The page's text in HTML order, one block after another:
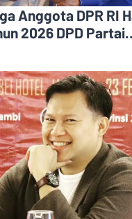
Anggota DPR RI
2026 DPD Partai
Jambi